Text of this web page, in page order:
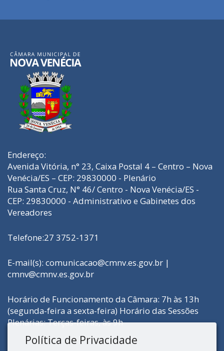
Endereço:
Avenida Vitória, n° 23, Caixa Postal 4 – Centro – Nova
Venécia/ES – CEP: 29830000 - Plenário
Rua Santa Cruz, N° 46/ Centro - Nova Venécia/ES -
CEP: 29830000 - Administrativo e Gabinetes dos
Vereadores
Telefone:27 3752-1371
E-mail(s): comunicacao@cmnv.es.gov.br |
cmnv@cmnv.es.gov.br
Horário de Funcionamento da Câmara: 7h às 13h
(segunda-feira a sexta-feira) Horário das Sessões
Plenárias: Terças-feiras, às 9h
Política de Privacidade